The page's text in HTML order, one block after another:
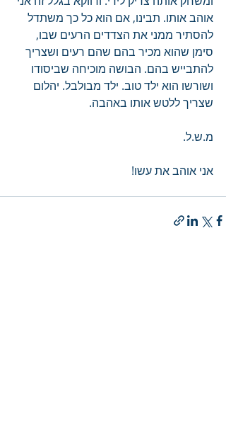
אוהב אותו. תבינו, אם הוא כל כך משתדל
להסתיר ממני את הצדדים הרעים שבו,
סימן שהוא מכיר בהם שהם רעים ושצריך
להתבייש בהם. הבושה מוכיחה שביסודו
ושורשו הוא ילד טוב. ילד מבולבל. יהלום
שצריך ללטש אותו באהבה.
מ.ש.ל.
אני אוהב את עשו!